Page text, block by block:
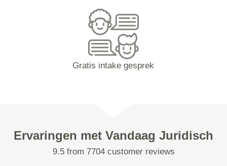
Gratis intake gesprek
Ervaringen met Vandaag Juridisch
9.5 from 7704 customer reviews